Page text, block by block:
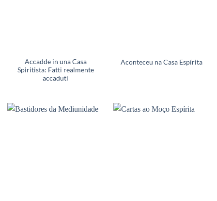
Accadde in una Casa
Spiritista: Fatti realmente
accaduti
Aconteceu na Casa Espírita